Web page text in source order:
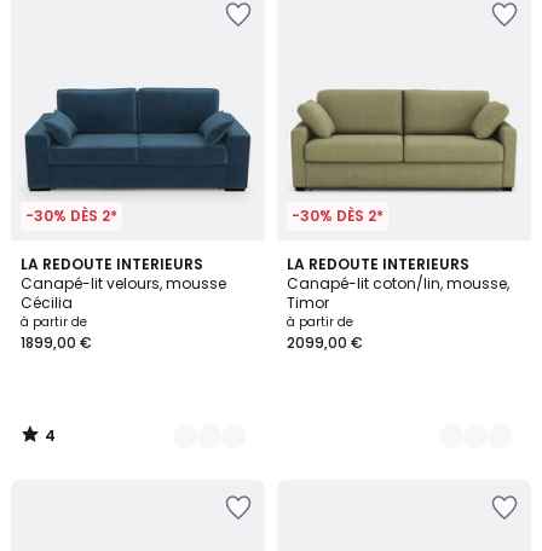
-30% DÈS 2*
LA REDOUTE INTERIEURS
Canapé-lit velours, mousse
Cécilia
à partir de
1899,00 €
4
/
5
7
Couleurs
4
/
-30% DÈS 2*
LA REDOUTE INTERIEURS
Canapé-lit coton/lin, mousse,
Timor
à partir de
2099,00 €
3
Couleurs